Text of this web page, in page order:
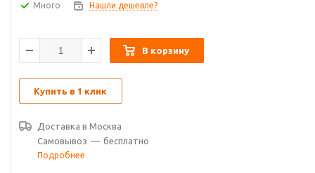
Много Нашли дешевле?
В корзину
Купить в 1 клик
Доставка в Москва
Самовывоз — бесплатно
Подробнее